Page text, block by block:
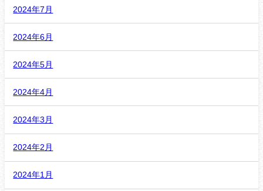
2024年7月
2024年6月
2024年5月
2024年4月
2024年3月
2024年2月
2024年1月